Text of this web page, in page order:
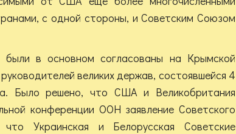
с одной стороны, и Советским Союзом
были в основном согласованы на Крымской
великих держав, состоявшейся 4
Было решено, что США и Великобритания
конференции ООН заявление Советского
Украинская и Белорусская Советские